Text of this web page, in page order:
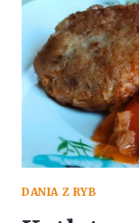
DANIA Z RYB